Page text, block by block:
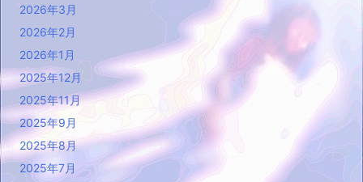
2026年3月
2026年2月
2026年1月
2025年12月
2025年11月
2025年9月
2025年8月
2025年7月